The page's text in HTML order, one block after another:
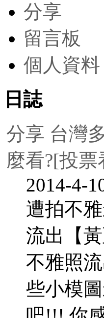
分享
留言板
個人資料
日誌
分享 台灣
麼看?[投票
2014-4-
遭拍不
流出【
不雅照
些小模